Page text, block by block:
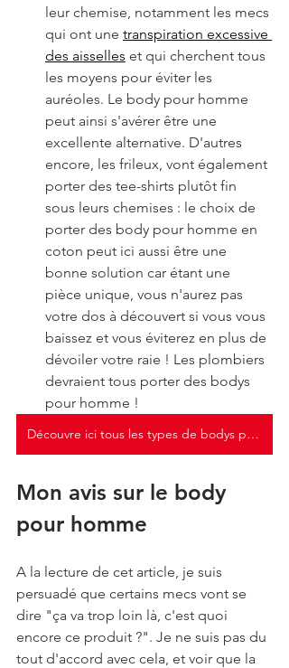
leur chemise, notamment les mecs
qui ont une transpiration excessive
des aisselles et qui cherchent tous
les moyens pour éviter les
auréoles. Le body pour homme
peut ainsi s'avérer être une
excellente alternative. D'autres
encore, les frileux, vont également
porter des tee-shirts plutôt fin
sous leurs chemises : le choix de
porter des body pour homme en
coton peut ici aussi être une
bonne solution car étant une
pièce unique, vous n'aurez pas
votre dos à découvert si vous vous
baissez et vous éviterez en plus de
dévoiler votre raie ! Les plombiers
devraient tous porter des bodys
pour homme !
Découvre ici tous les types de bodys pour homme
Mon avis sur le body
pour homme
A la lecture de cet article, je suis
persuadé que certains mecs vont se
dire "ça va trop loin là, c'est quoi
encore ce produit ?". Je ne suis pas du
tout d'accord avec cela, et voir que la